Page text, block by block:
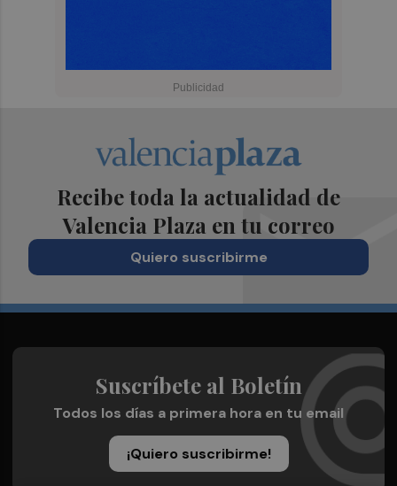
Recibe toda la actualidad de
Valencia Plaza en tu correo
Quiero suscribirme
Suscríbete al Boletín
Todos los días a primera hora en tu email
¡Quiero suscribirme!